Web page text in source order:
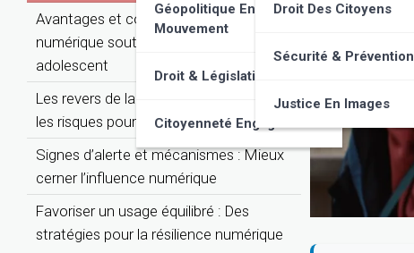
Géopolitique En
Mouvement
Droit & Législation
Citoyenneté Engagée
Droit Des Citoyens
Sécurité & Prévention
Justice En Images
Avantages et contributions : Quand le
numérique soutient le développement
adolescent
Les revers de la médaille : Comprendre
les risques pour la santé psychique
Signes d’alerte et mécanismes : Mieux
cerner l’influence numérique
Favoriser un usage équilibré : Des
stratégies pour la résilience numérique